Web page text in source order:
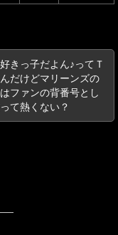
きっ子だよん♪ってＴ
だけどマリーンズの
ファンの背番号とし
て熱くない？